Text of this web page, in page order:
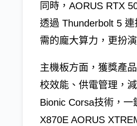
同時，AORUS RTX
透過 Thunderbolt 5
需的龐大算力，更扮
主機板方面，獲獎產
校效能、供電管理，
Bionic Corsa技術，
X870E AORUS